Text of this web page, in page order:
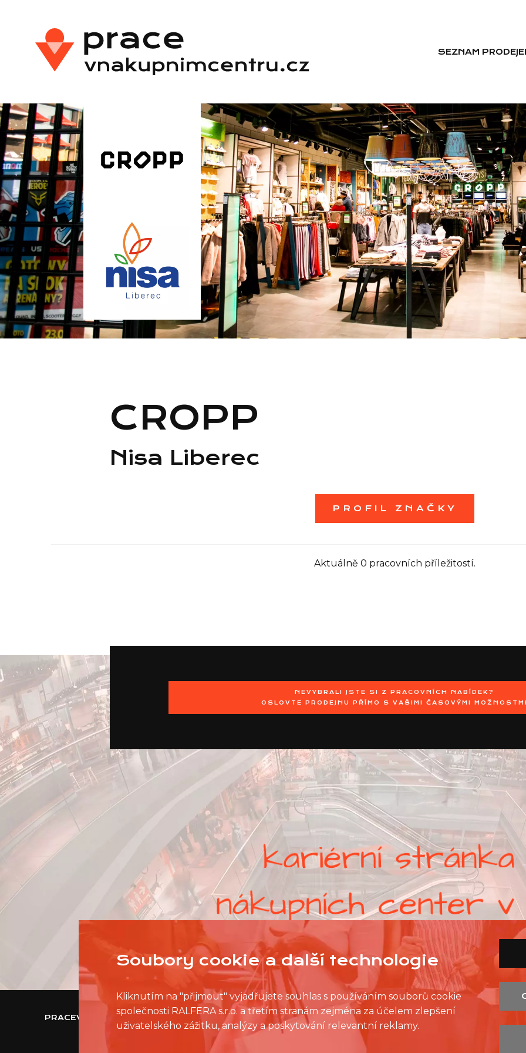
SEZNAM
CROPP
Nisa Liberec
PROFIL ZNAČKY
Aktuálně 0 pracovních příležitostí.
NEVYBRALI JSTE SI Z PRACOVNÍCH NABÍDEK?
OSLOVTE PRODEJNU PŘÍMO S VAŠIMI ČASOVÝMI
PRACEVNAKUPNIMCENTRU.CZ SEZNAM PRODEJEN SEZNAM NC
OCHRANA OSOBNÍCH ÚDAJŮ
Soubory cookie a další technologie
Kliknutím na "přijmout" vyjadřujete souhlas s používáním souborů cookie
společnosti RALFERA s.r.o. a třetím stranám zejména za účelem zlepšení
uživatelského zážitku, analýzy a poskytování relevantní reklamy.